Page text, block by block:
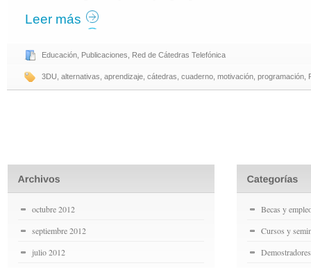
Leer más
Educación Publicaciones Red de Cátedras Telefónica
3DU alternativas aprendizaje cátedras cuaderno motivación programación
octubre 2012
septiembre 2012
julio 2012
Becas y
Cursos y
Demostradores